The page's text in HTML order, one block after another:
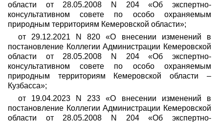
области от 28.05.2008 N 204 «Об экспертно-
консультативном совете по особо охраняемым
природным территориям Кемеровской области»;
от 29.12.2021 N 820 «О внесении изменений в
постановление Коллегии Администрации Кемеровской
области от 28.05.2008 N 204 «Об экспертно-
консультативном совете по особо охраняемым
природным территориям Кемеровской области –
Кузбасса»;
от 19.04.2023 N 233 «О внесении изменений в
постановление Коллегии Администрации Кемеровской
области от 28.05.2008 N 204 «Об экспертно-